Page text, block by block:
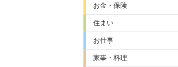
お金・保険
住まい
お仕事
家事・料理